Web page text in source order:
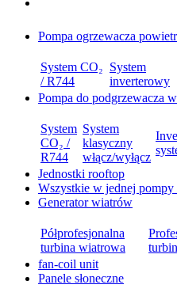
Pompa ogrzewacza
System CO₂
/ R744
System
inverterowy
Pompa do podgrzewacza
System
CO₂ /
R744
System
klasyczny
włącz/wyłącz
Jednostki rooftop
Wszystkie w jednej pompy
Generator wiatrów
Półprofesjonalna
turbina wiatrowa
fan-coil unit
Panele słoneczne